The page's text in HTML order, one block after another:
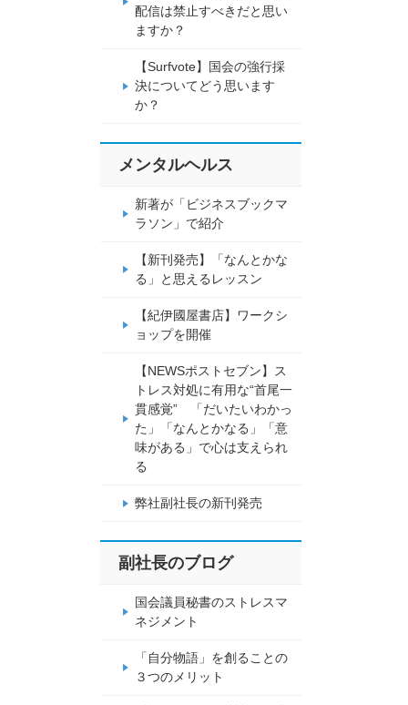
配信は禁止すべきだと思い
ますか？
【Surfvote】国会の強行採
決についてどう思います
か？
メンタルヘルス
新著が「ビジネスブックマ
ラソン」で紹介
【新刊発売】「なんとかな
る」と思えるレッスン
【紀伊國屋書店】ワークシ
ョップを開催
【NEWSポストセブン】ス
トレス対処に有用な“首尾一
貫感覚” 「だいたいわかっ
た」「なんとかなる」「意
味がある」で心は支えられ
る
弊社副社長の新刊発売
副社長のブログ
国会議員秘書のストレスマ
ネジメント
「自分物語」を創ることの
３つのメリット